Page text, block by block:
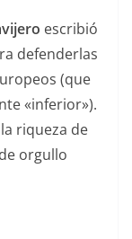
escribió
defenderlas
(que
«inferior»).
riqueza de
orgullo